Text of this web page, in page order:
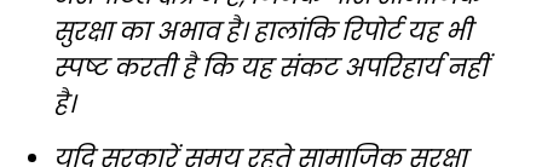
सुरक्षा का अभाव है। हालांकि रिपोर्ट यह भी
स्पष्ट करती है कि यह संकट अपरिहार्य नहीं
है।
यदि सरकारें समय रहते सामाजिक सुरक्षा